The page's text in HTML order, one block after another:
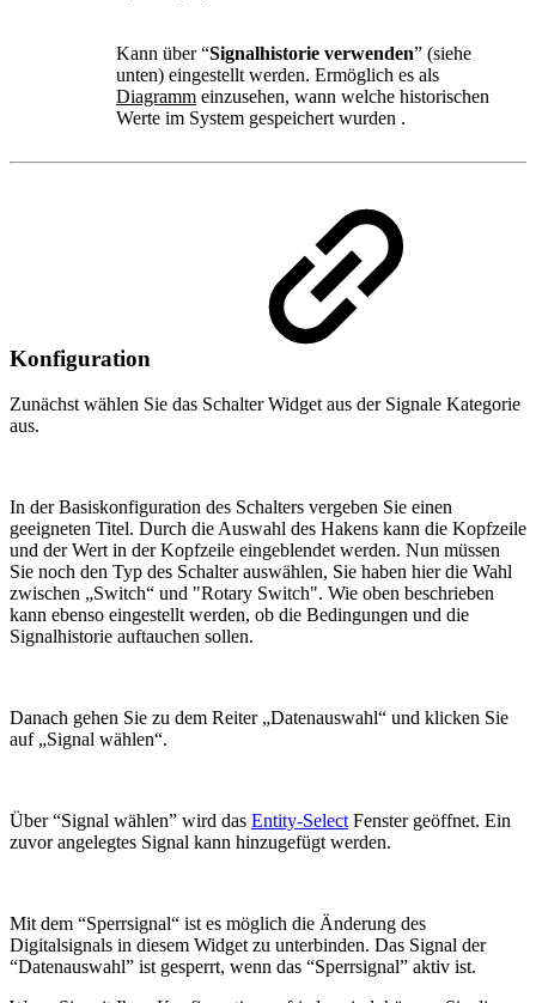
Kann über “Signalhistorie verwenden” (siehe
unten) eingestellt werden. Ermöglich es als
Diagramm einzusehen, wann welche historischen
Werte im System gespeichert wurden .
Konfiguration
Zunächst wählen Sie das Schalter Widget aus der Signale Kategorie
aus.
In der Basiskonfiguration des Schalters vergeben Sie einen
geeigneten Titel. Durch die Auswahl des Hakens kann die Kopfzeile
und der Wert in der Kopfzeile eingeblendet werden. Nun müssen
Sie noch den Typ des Schalter auswählen, Sie haben hier die Wahl
zwischen „Switch“ und "Rotary Switch". Wie oben beschrieben
kann ebenso eingestellt werden, ob die Bedingungen und die
Signalhistorie auftauchen sollen.
Danach gehen Sie zu dem Reiter „Datenauswahl“ und klicken Sie
auf „Signal wählen“.
Über “Signal wählen” wird das Entity-SelectFenster geöffnet. Ein
zuvor angelegtes Signal kann hinzugefügt werden.
Mit dem “Sperrsignal“ ist es möglich die Änderung des
Digitalsignals in diesem Widget zu unterbinden. Das Signal der
“Datenauswahl” ist gesperrt, wenn das “Sperrsignal” aktiv ist.